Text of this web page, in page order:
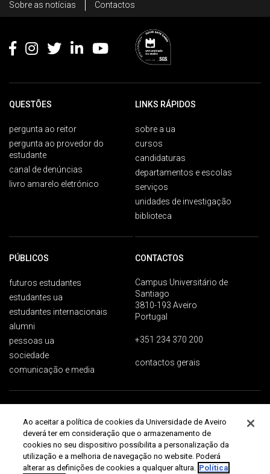
Footer
Sobre as notícias Contactos
QUESTÕES
pergunta ao reitor
pergunta ao provedor do
estudante
canal de denúncias
livro amarelo eletrónico
LINKS RÁPIDOS
sobre a ua
cursos
candidaturas
departamentos e escolas
serviços
unidades de investigação
biblioteca
PÚBLICOS
futuros estudantes
estudantes ua
estudantes internacionais
alumni
pessoas ua
sociedade
comunicação e media
CONTACTOS
Campus Universitário de
Santiago
3810-193 Aveiro
Portugal
+351 234 370 200
contactos gerais
Universidade de Aveiro 2026
Ao aceitar a política de cookies da Universidade de Aveiro
deverá ter em consideração que o armazenamento de
cookies no seu dispositivo possibilita a personalização da
utilização e a melhoria de navegação no website. Poderá
alterar as definições de cookies a qualquer altura. Política